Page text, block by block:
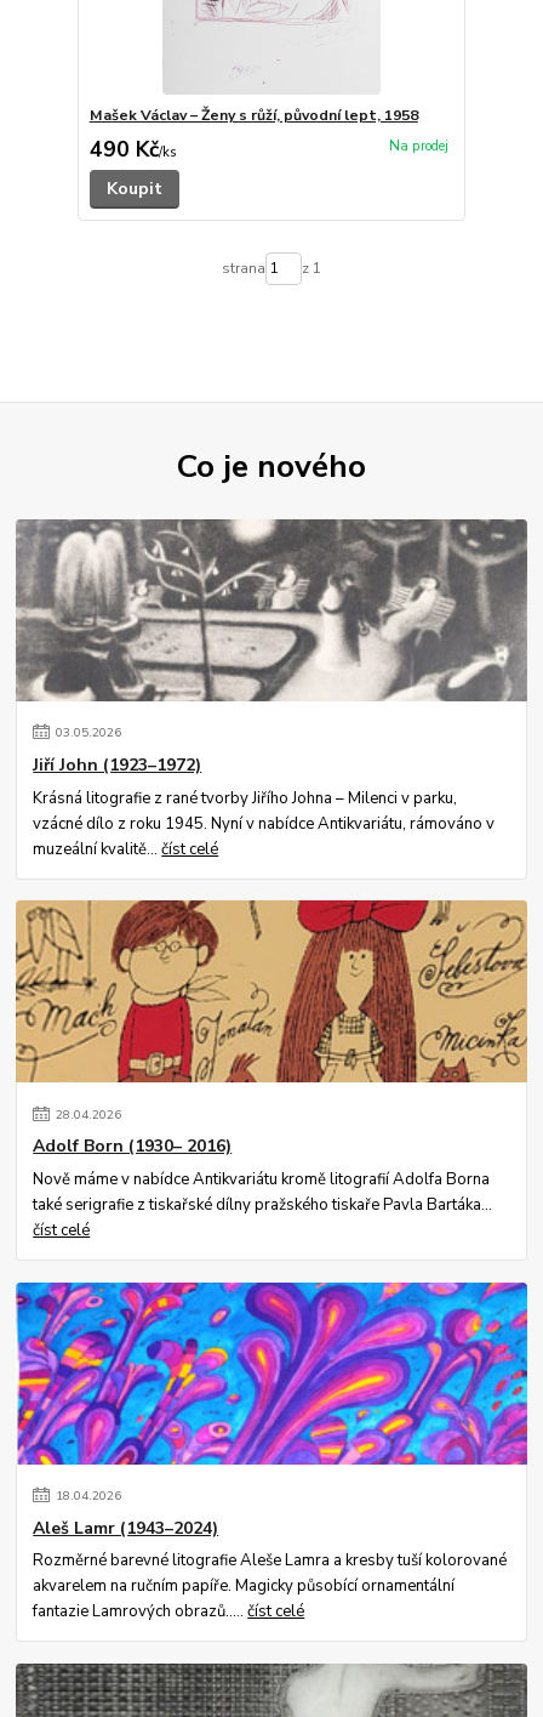
Mašek Václav – Ženy s růží, původní lept, 1958
490 Kč/ks
Koupit
strana z 1
Co je nového
03.05.2026
Jiří John (1923–1972)
Krásná litografie z rané tvorby Jiřího Johna – Milenci v parku,
vzácné dílo z roku 1945. Nyní v nabídce Antikvariátu, rámováno v
muzeální kvalitě...číst celé
28.04.2026
Adolf Born (1930– 2016)
Nově máme v nabídce Antikvariátu kromě litografií Adolfa Borna
také serigrafie z tiskařské dílny pražského tiskaře Pavla Bartáka...
číst celé
18.04.2026
Aleš Lamr (1943–2024)
Rozměrné barevné litografie Aleše Lamra a kresby tuší kolorované
akvarelem na ručním papíře. Magicky působící ornamentální
fantazie Lamrových obrazů.....číst celé